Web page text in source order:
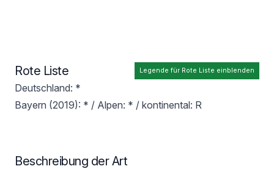
Legende für Rote Liste einblenden
Rote Liste
Deutschland: *
Bayern (2019): * / Alpen: * / kontinental: R
Beschreibung der Art